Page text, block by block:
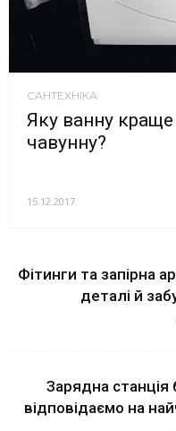
САНТЕХНІКА
Яку ванну
чавунну?
15.12.2017
Фітинги та запірна
деталі й
Зарядна станція
відповідаємо на